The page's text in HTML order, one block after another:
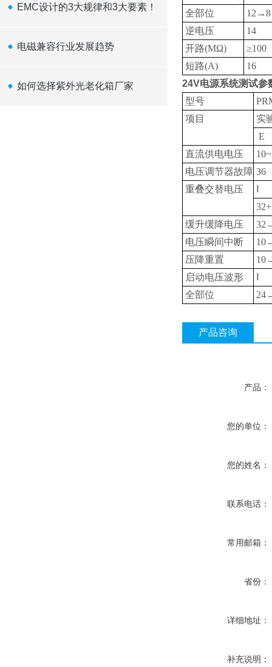
EMC设计的3大规律和3大要素！
电磁兼容行业发展趋势
如何选择紫外光老化箱厂家
全部位
12
逆电压
14
开路(MΩ)
≥100
短路(A)
16
24V电源系统测试参
型号
项目
实
E
直流供电电压
电压调节器故障 36
重叠交替电压
缓升缓降电压
32
电压瞬间中断
10
压降重置
10
启动电压波形
全部位
24
产品咨询
产品：
您的单位：
您的姓名：
联系电话：
常用邮箱：
省份：
详细地址：
补充说明：